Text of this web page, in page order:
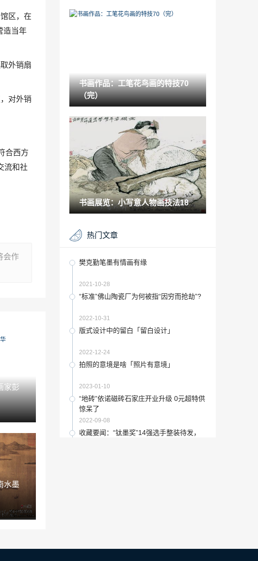
区，在
造当年
外销扇
对外销
合西方
流和社
会作
家彭
水墨
2023-02-07
农民的心声说说「农民的心声是什么意
思」
面朝洱海背靠苍山「苍山风景区」
2022-11-20
“瓷砖”大理石瓷砖该如何保养？大理石瓷
砖保养技巧
2022-09-05
没有霓虹灯「霓虹灯的灯光是什么原理」
2022-11-28
植物好」
“瓷砖”顺辉瓷砖获“中国陶瓷行业十强企业”
2022-09-29
“磁砖”金芭堤磁砖生产基地顺利点火投产
2023-09-17
“瓷砖”真抓实干、赢战2023，QD瓷砖吹响
2023-02-09
艺术家是一部什么电影「电影艺术家有哪
2022-12-22
打造文化艺术的诗意栖居「天府文化艺术
公园规划图」
2022-12-08
高考班是什么?「高考班是学什么的」
书画作品：工笔花鸟画的特技70
（完）
书画展览：小写意人物画技法18
热门文章
樊克勤笔墨有情画有缘
2021-10-28
“标准”佛山陶瓷厂为何被指“因穷而抢劫”?
2022-10-31
版式设计中的留白「留白设计」
2022-12-24
拍照的意境是啥「照片有意境」
2023-01-10
“地砖”依诺磁砖石家庄开业升级 0元超特供
惊呆了
2022-09-08
收藏要闻：“钛墨奖”14强选手整装待发，